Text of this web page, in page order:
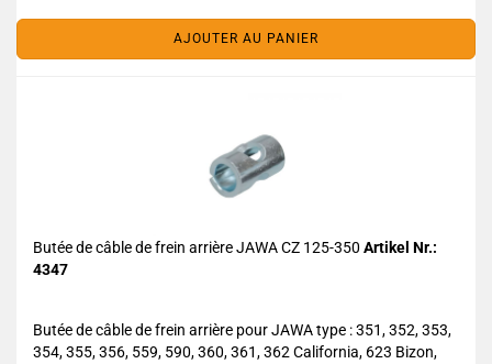
AJOUTER AU PANIER
Butée de câble de frein arrière JAWA CZ 125-350 Artikel Nr.:
4347
Butée de câble de frein arrière pour JAWA type : 351, 352, 353,
354, 355, 356, 559, 590, 360, 361, 362 California, 623 Bizon,